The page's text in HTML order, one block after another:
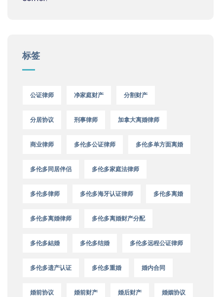
标签
公证律师 净家庭财产 分割财产
分居协议 刑事律师 加拿大离婚律师
商业律师 多伦多公证律师 多伦多单方面离婚
多伦多同居伴侣 多伦多家庭法律师
多伦多律师 多伦多海牙认证律师 多伦多离婚
多伦多离婚律师 多伦多离婚财产分配
多伦多結婚 多伦多结婚 多伦多远程公证律师
多伦多遗产认证 多伦多重婚 婚内合同
婚前协议 婚前财产 婚后财产 婚姻协议